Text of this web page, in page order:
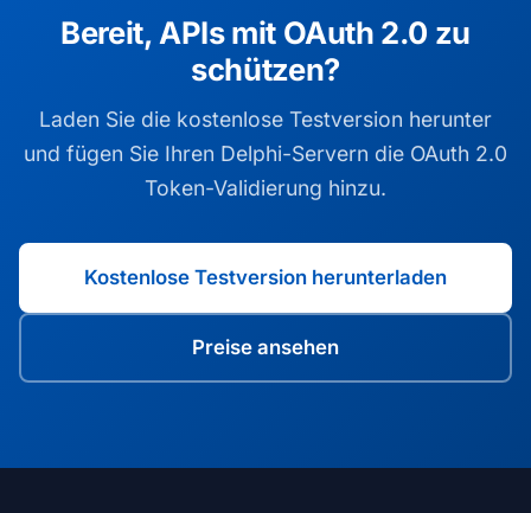
Bereit, APIs mit OAuth 2.0 zu
schützen?
Laden Sie die kostenlose Testversion herunter
und fügen Sie Ihren Delphi-Servern die OAuth 2.0
Token-Validierung hinzu.
Kostenlose Testversion herunterladen
Preise ansehen